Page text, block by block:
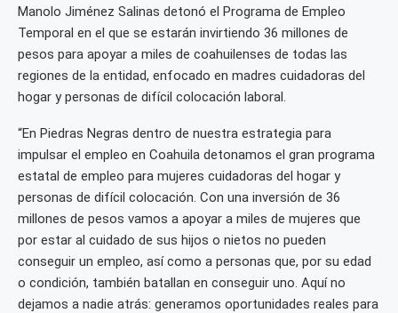
Manolo Jiménez Salinas detonó el Programa de Empleo
Temporal en el que se estarán invirtiendo 36 millones de
pesos para apoyar a miles de coahuilenses de todas las
regiones de la entidad, enfocado en madres cuidadoras del
hogar y personas de difícil colocación laboral.
“En Piedras Negras dentro de nuestra estrategia para
impulsar el empleo en Coahuila detonamos el gran programa
estatal de empleo para mujeres cuidadoras del hogar y
personas de difícil colocación. Con una inversión de 36
millones de pesos vamos a apoyar a miles de mujeres que
por estar al cuidado de sus hijos o nietos no pueden
conseguir un empleo, así como a personas que, por su edad
o condición, también batallan en conseguir uno. Aquí no
dejamos a nadie atrás: generamos oportunidades reales para